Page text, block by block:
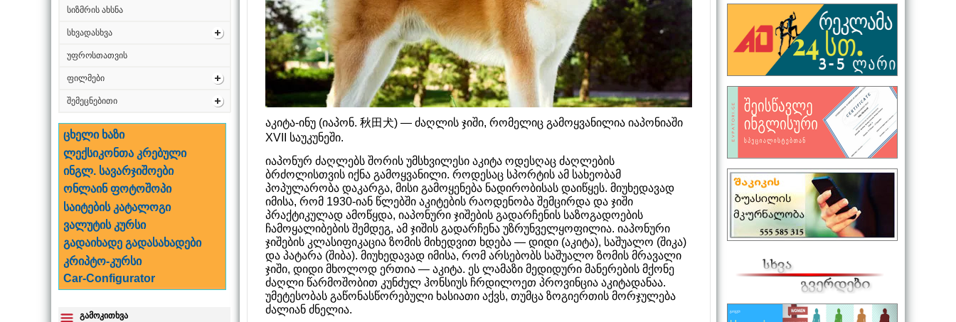
სიზმრის ახსნა
სხვადასხვა
უფროსთათვის
ფილმები
შემეცნებითი
ცხელი ხაზი
ლექსიკონთა კრებული
ინგლ. სავარჯიშოები
ონლაინ ფოტოშოპი
საიტების კატალოგი
ვალუტის კურსი
გადაიხადე გადასახადები
კრიპტო-კურსი
Car-Configurator
გამოკითხვა
აკიტა-ინუ (იაპონ. 秋田犬) — ძაღლის ჯიში, რომელიც გამოყვანილია იაპონიაში
XVII საუკუნეში.
იაპონურ ძაღლებს შორის უმსხვილესი აკიტა ოდესღაც ძაღლების
ბრძოლისთვის იქნა გამოყვანილი. როდესაც სპორტის ამ სახეობამ
პოპულარობა დაკარგა, მისი გამოყენება ნადირობისას დაიწყეს. მიუხედავად
იმისა, რომ 1930-იან წლებში აკიტების რაოდენობა შემცირდა და ჯიში
პრაქტიკულად ამოწყდა, იაპონური ჯიშების გადარჩენის საზოგადოების
ჩამოყალიბების შემდეგ, ამ ჯიშის გადარჩენა უზრუნველყოფილია. იაპონური
ჯიშების კლასიფიკაცია ზომის მიხედვით ხდება — დიდი (აკიტა), საშუალო (შიკა)
და პატარა (შიბა). მიუხედავად იმისა, რომ არსებობს საშუალო ზომის მრავალი
ჯიში, დიდი მხოლოდ ერთია — აკიტა. ეს ლამაზი მედიდური მანერების მქონე
ძაღლი წარმოშობით კუნძულ ჰონსიუს ჩრდილოეთ პროვინცია აკიტადანაა.
უმეტესობას გაწონასწორებული ხასიათი აქვს, თუმცა ზოგიერთის მორჯულება
ძალიან ძნელია.